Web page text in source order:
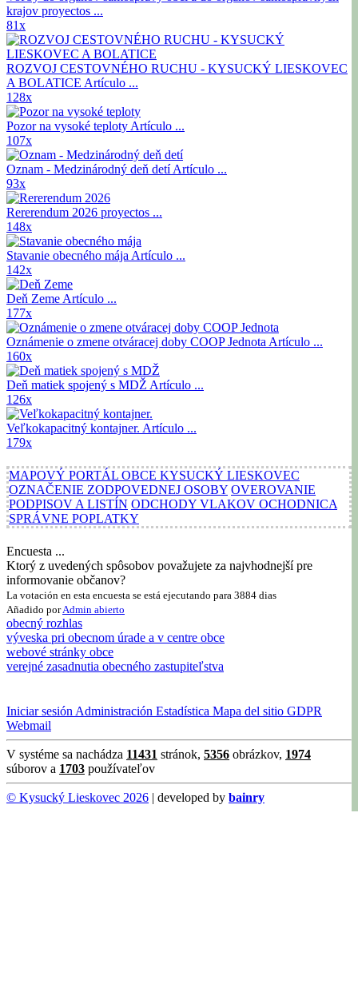
krajov proyectos ...
81x
ROZVOJ CESTOVNÉHO RUCHU - KYSUCKÝ LIESKOVEC
A BOLATICE Artículo ...
128x
Pozor na vysoké teploty Artículo ...
107x
Oznam - Medzinárodný deň detíArtículo ...
93x
Rererendum 2026 proyectos ...
148x
Stavanie obecného mája Artículo ...
142x
Deň Zeme Artículo ...
177x
Oznámenie o zmene otváracej doby COOP Jednota Artículo ...
160x
Deň matiek spojený s MDŽ Artículo ...
126x
Veľkokapacitný kontajner. Artículo ...
179x
MAPOVÝ PORTÁL OBCE KYSUCKÝ LIESKOVEC
OZNAČENIE ZODPOVEDNEJ OSOBY OVEROVANIE
PODPISOV A LISTÍN ODCHODY VLAKOV OCHODNICA
SPRÁVNE POPLATKY
Encuesta ...
Ktorý z uvedených spôsobov považujete za najvhodnejší pre
informovanie občanov?
La votación en esta encuesta se está ejecutando para 3884 dias
Añadido porAdmin abierto
obecný rozhlas
výveska pri obecnom úrade a v centre obce
webové stránky obce
verejné zasadnutia obecného zastupiteľstva
Iniciar sesión Administración Estadística Mapa del sitio GDPR
Webmail
V systéme sa nachádza 11431 stránok, 5356 obrázkov, 1974
súborov a 1703 používateľov
© Kysucký Lieskovec 2026 | developed by bainry